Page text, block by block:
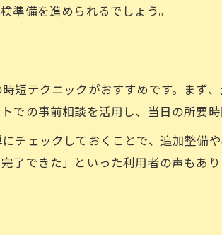
検費用を減らすセルフチェック術
準備を進められるでしょう。
短テクニックがおすすめです。まず
の事前相談を活用し、当日の所要
チェックしておくことで、追加整備
了できた」といった利用者の声もあ